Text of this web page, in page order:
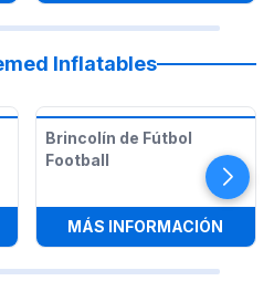
Inflatables
BRINCOLÍN DE FÚTBOL SOCCER
Brincolín de Fútbol
Football
MÁS INFORMACIÓN